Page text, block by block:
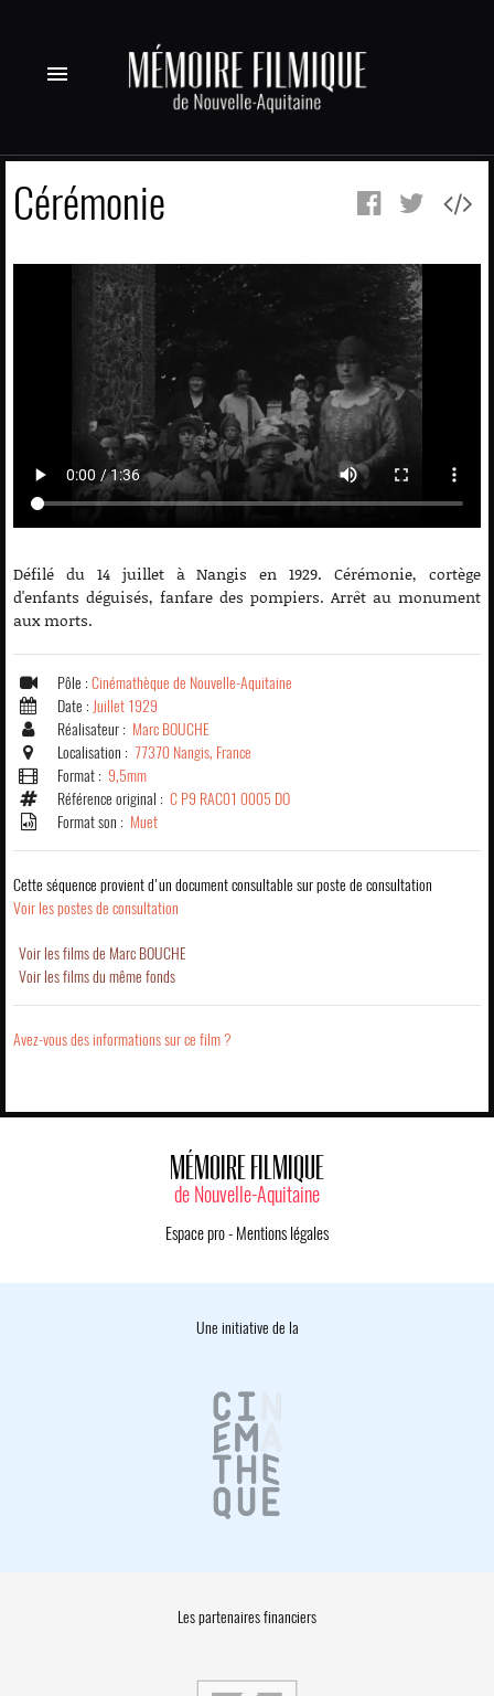
menu
Cérémonie
Défilé du 14 juillet à Nangis en 1929. Cérémonie, cortège
d'enfants déguisés, fanfare des pompiers. Arrêt au monument
aux morts.
Pôle : Cinémathèque de Nouvelle-Aquitaine
Date : Juillet 1929
Réalisateur : Marc BOUCHE
Localisation : 77370 Nangis, France
Format : 9,5mm
Référence original : C P9 RAC01 0005 DO
Format son : Muet
Cette séquence provient d'un document consultable sur poste de consultation
Voir les postes de consultation
Voir les films de Marc BOUCHE
Voir les films du même fonds
Avez-vous des informations sur ce film ?
MÉMOIRE FILMIQUE
de Nouvelle-Aquitaine
Espace pro- Mentions légales
Une initiative de la
Les partenaires financiers